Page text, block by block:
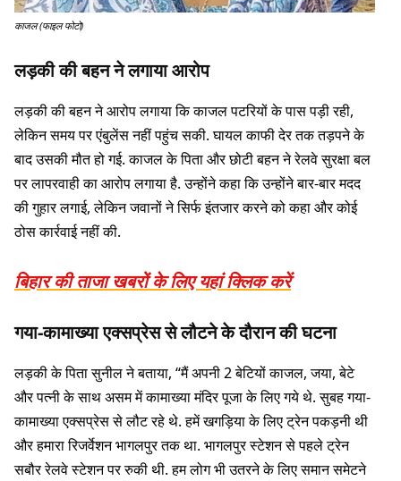
काजल (फाइल फोटो)
लड़की की बहन ने लगाया आरोप
लड़की की बहन ने आरोप लगाया कि काजल पटरियों के पास पड़ी रही,
लेकिन समय पर एंबुलेंस नहीं पहुंच सकी. घायल काफी देर तक तड़पने के
बाद उसकी मौत हो गई. काजल के पिता और छोटी बहन ने रेलवे सुरक्षा बल
पर लापरवाही का आरोप लगाया है. उन्होंने कहा कि उन्होंने बार-बार मदद
की गुहार लगाई, लेकिन जवानों ने सिर्फ इंतजार करने को कहा और कोई
ठोस कार्रवाई नहीं की.
बिहार की ताजा खबरों के लिए यहां क्लिक करें
गया-कामाख्या एक्सप्रेस से लौटने के दौरान की घटना
लड़की के पिता सुनील ने बताया, “मैं अपनी 2 बेटियों काजल, जया, बेटे
और पत्नी के साथ असम में कामाख्या मंदिर पूजा के लिए गये थे. सुबह गया-
कामाख्या एक्सप्रेस से लौट रहे थे. हमें खगड़िया के लिए ट्रेन पकड़नी थी
और हमारा रिजर्वेशन भागलपुर तक था. भागलपुर स्टेशन से पहले ट्रेन
सबौर रेलवे स्टेशन पर रुकी थी. हम लोग भी उतरने के लिए समान समेटने